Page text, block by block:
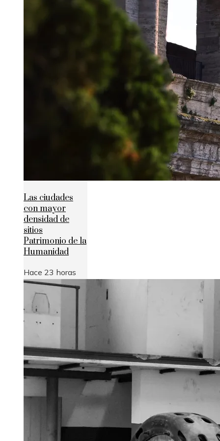
Las ciudades
con mayor
densidad de
sitios
Patrimonio de la
Humanidad
Hace 23 horas